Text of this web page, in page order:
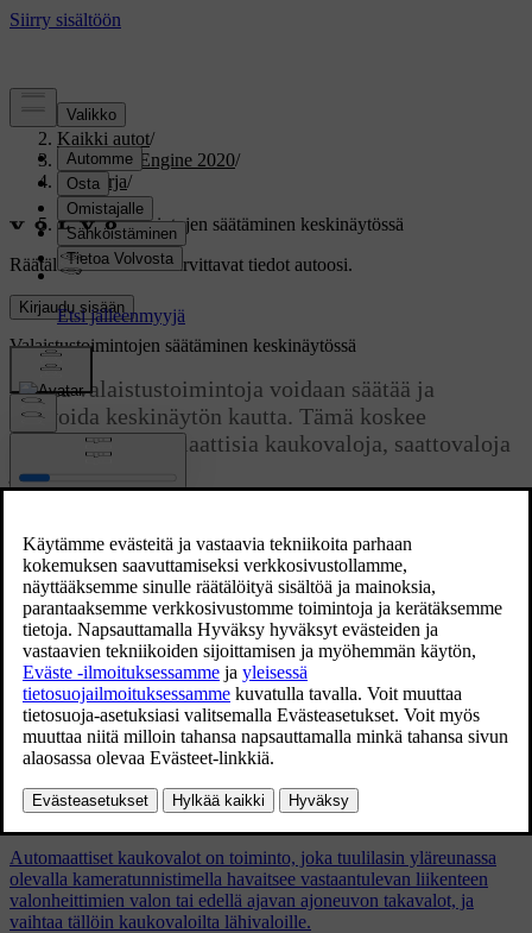
Tuki/
Kaikki autot/
V60 Twin Engine 2020/
Ohjekirja/
Valaistus/
Valaistustoimintojen säätäminen keskinäytössä
Räätälöity tukiHanki tarvittavat tiedot autoosi.
Kirjaudu sisään
Valaistustoimintojen säätäminen keskinäytössä
Useita valaistustoimintoja voidaan säätää ja
aktivoida keskinäytön kautta. Tämä koskee
esimerkiksi automaattisia kaukovaloja, saattovaloja
ja turvavaloja.
PainakaaAsetuksetkeskinäytön päänäkymässä.
Painakaa painikettaMy Car→Valot ja valaistus.
ValitkaaUlkovalottai Sisävalotja valitkaa sitten toiminto, jota
haluatte säätää.
Aiheeseen liittyvät artikkelit
Automaattiset kaukovalot
Automaattiset kaukovalot on toiminto, joka tuulilasin yläreunassa
olevalla kameratunnistimella havaitsee vastaantulevan liikenteen
valonheittimien valon tai edellä ajavan ajoneuvon takavalot, ja
vaihtaa tällöin kaukovaloilta lähivaloille.